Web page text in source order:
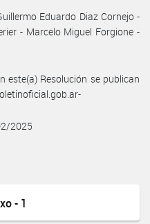
Eduardo Diaz Cornejo -
- Marcelo Miguel Forgione -
este(a) Resolución se publican
2025
- 1